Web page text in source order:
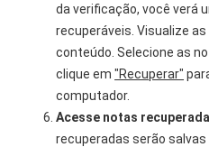
da verificação, você verá
recuperáveis. Visualize
conteúdo. Selecione as
clique em"Recuperar"
computador.
Acesse notas
recuperadas serão